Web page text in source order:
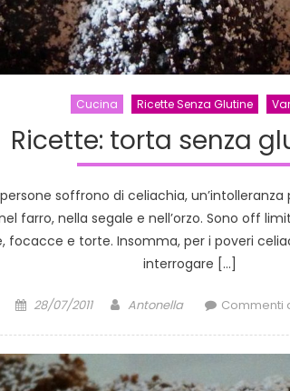
Cucina Ricette Senza Glutine
Ricette: torta senza
soffrono di celiachia,
farro, nella segale e nell’orzo. Sono off
focacce e torte. Insomma, per i poveri
interrogare […]
Posted
28/07/2011 Author
Antonella Commenti